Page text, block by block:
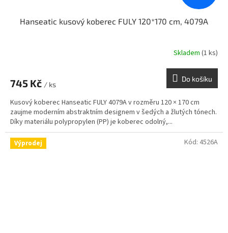
Hanseatic kusový koberec FULY 120*170 cm, 4079A
Skladem (1 ks)
745 Kč / ks
Do košíku
Kusový koberec Hanseatic FULY 4079A v rozměru 120 × 170 cm
zaujme moderním abstraktním designem v šedých a žlutých tónech.
Díky materiálu polypropylen (PP) je koberec odolný,...
Výprodej Kód: 4526A